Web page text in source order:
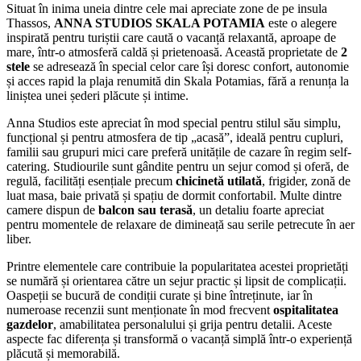
Situat în inima uneia dintre cele mai apreciate zone de pe insula
Thassos, ANNA STUDIOS SKALA POTAMIA este o alegere
inspirată pentru turiștii care caută o vacanță relaxantă, aproape de
mare, într-o atmosferă caldă și prietenoasă. Această proprietate de 2
stele se adresează în special celor care își doresc confort, autonomie
și acces rapid la plaja renumită din Skala Potamias, fără a renunța la
liniștea unei șederi plăcute și intime.
Anna Studios este apreciat în mod special pentru stilul său simplu,
funcțional și pentru atmosfera de tip „acasă”, ideală pentru cupluri,
familii sau grupuri mici care preferă unitățile de cazare în regim self-
catering. Studiourile sunt gândite pentru un sejur comod și oferă, de
regulă, facilități esențiale precum chicinetă utilată, frigider, zonă de
luat masa, baie privată și spațiu de dormit confortabil. Multe dintre
camere dispun de balcon sau terasă, un detaliu foarte apreciat
pentru momentele de relaxare de dimineață sau serile petrecute în aer
liber.
Printre elementele care contribuie la popularitatea acestei proprietăți
se numără și orientarea către un sejur practic și lipsit de complicații.
Oaspeții se bucură de condiții curate și bine întreținute, iar în
numeroase recenzii sunt menționate în mod frecvent ospitalitatea
gazdelor, amabilitatea personalului și grija pentru detalii. Aceste
aspecte fac diferența și transformă o vacanță simplă într-o experiență
plăcută și memorabilă.